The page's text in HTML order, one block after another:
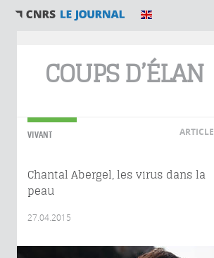
COUPS D’ÉLAN
VIVANT ARTICLE
Chantal Abergel, les virus dans la
peau
27.04.2015